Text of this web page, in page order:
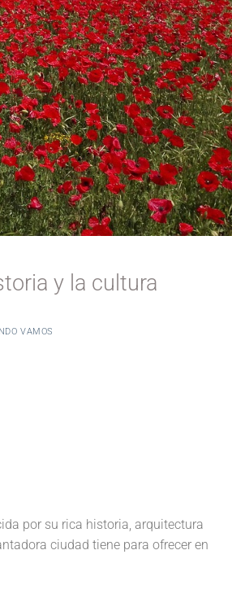
y la cultura
VAMOS
por su rica historia, arquitectura
ciudad tiene para ofrecer en